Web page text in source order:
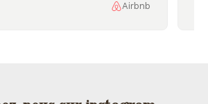
the nearby lakes
Airbnb